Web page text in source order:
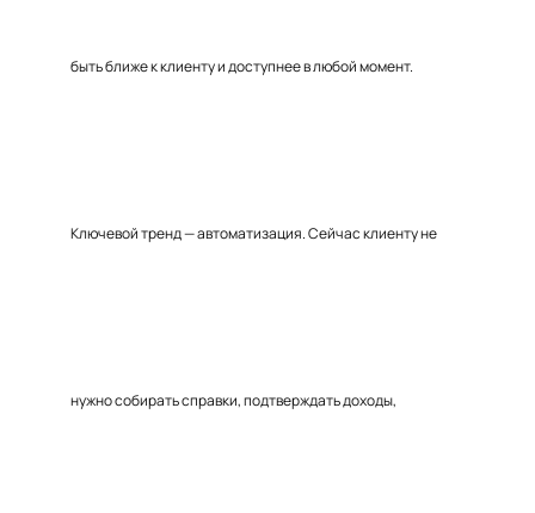
быть ближе к клиенту и доступнее в любой момент.
Ключевой тренд — автоматизация. Сейчас клиенту не
нужно собирать справки, подтверждать доходы,